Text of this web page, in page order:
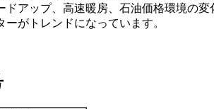
アップ、高速暖房、石油価格環境の
がトレンドになっています。